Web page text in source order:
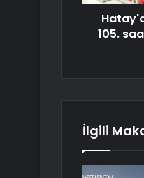
105.
İlgili